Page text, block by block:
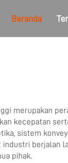
Beranda
merupakan
kecepatan
sistem
industri berjalan
pihak.